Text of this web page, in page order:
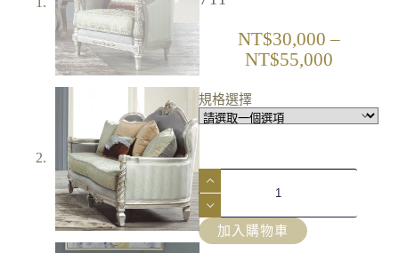
NT$30,000 –
NT$55,000
規格選擇
加入購物車